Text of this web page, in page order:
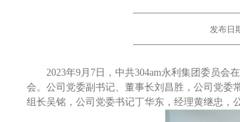
发布日
2023年9月7日，中共304am永利集团委员
会。公司党委副书记、董事长刘昌胜，公司党委
组长吴铭，公司党委书记丁华东，经理黄继忠，